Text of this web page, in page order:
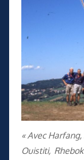
« Avec
Ouistiti,